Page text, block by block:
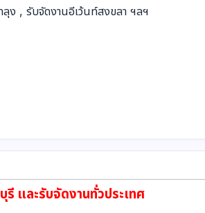
ง , รับจัดงานอีเว้นท์สงขลา ฯลฯ
และรับจัดงานทั่วประเทศ